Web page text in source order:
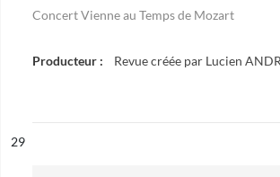
Concert Vienne au Temps de Mozart
Producteur : Revue créée par Lucien
n°
29